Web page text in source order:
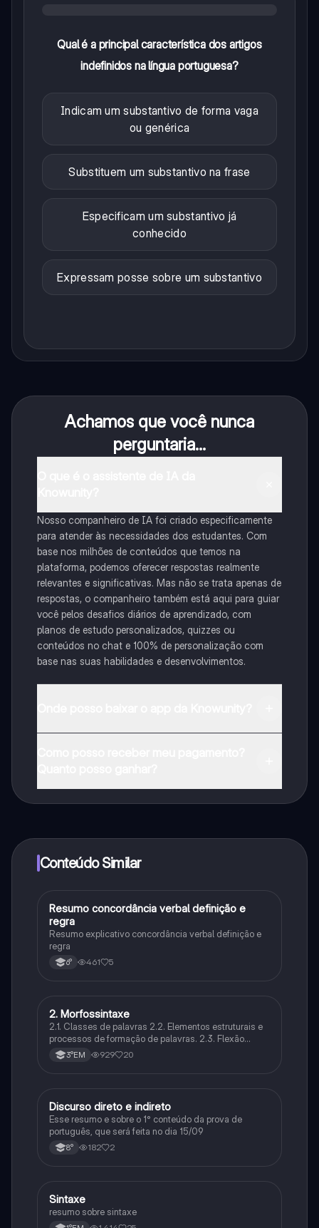
Qual é a principal característica dos artigos
indefinidos na língua portuguesa?
Indicam um substantivo de forma vaga
ou genérica
Substituem um substantivo na frase
Especificam um substantivo já
conhecido
Expressam posse sobre um substantivo
Achamos que você nunca
perguntaria...
Nosso companheiro de IA foi criado especificamente
para atender às necessidades dos estudantes. Com
base nos milhões de conteúdos que temos na
plataforma, podemos oferecer respostas realmente
relevantes e significativas. Mas não se trata apenas de
respostas, o companheiro também está aqui para guiar
você pelos desafios diários de aprendizado, com
planos de estudo personalizados, quizzes ou
conteúdos no chat e 100% de personalização com
base nas suas habilidades e desenvolvimentos.
Conteúdo Similar
Português
Resumo concordância verbal definição e
regra
Resumo explicativo concordância verbal definição e
regra
6° 461 5
Português
2. Morfossintaxe
2.1. Classes de palavras 2.2. Elementos estruturais e
processos de formação de palavras. 2.3. Flexão
nominal e flexão verbal 2.4. Concordância nominal e
concordância verbal. 2.5. Regência nominal e
3°EM 929 20
Português
Discurso direto e indireto
Esse resumo e sobre o 1° conteúdo da prova de
português, que será feita no dia 15/09
8° 182 2
Português
Sintaxe
resumo sobre sintaxe